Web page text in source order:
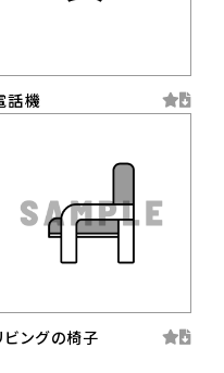
話機
ビングの椅子